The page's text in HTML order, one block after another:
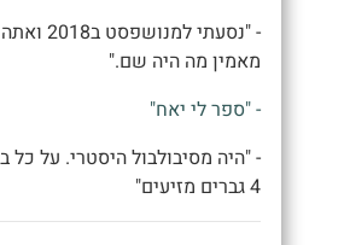
- "נסעתי
מאמין מה היה שם."
- "ספר לי יאח"
- "היה מסיבולבול היסטרי. על כל
4 גברים מזיעים"